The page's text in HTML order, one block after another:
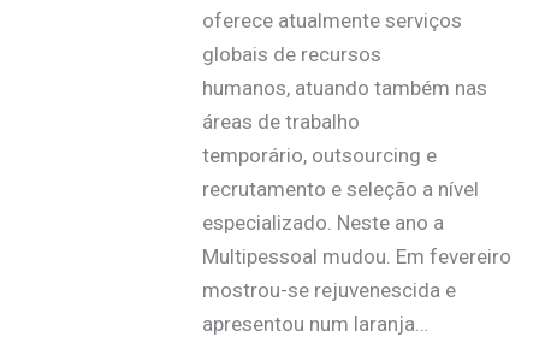
oferece atualmente serviços
globais de recursos
humanos, atuando também nas
áreas de trabalho
temporário, outsourcing e
recrutamento e seleção a nível
especializado. Neste ano a
Multipessoal mudou. Em fevereiro
mostrou-se rejuvenescida e
apresentou num laranja…